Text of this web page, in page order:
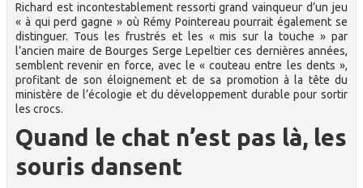
Richard est incontestablement ressorti grand vainqueur d’un jeu
« à qui perd gagne » où Rémy Pointereau pourrait également se
distinguer. Tous les frustrés et les « mis sur la touche » par
l’ancien maire de Bourges Serge Lepeltier ces dernières années,
semblent revenir en force, avec le « couteau entre les dents »,
profitant de son éloignement et de sa promotion à la tête du
ministère de l’écologie et du développement durable pour sortir
les crocs.
Quand le chat n’est pas là, les
souris dansent